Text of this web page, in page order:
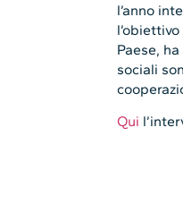
l’anno
Paese,
sociali
Qui